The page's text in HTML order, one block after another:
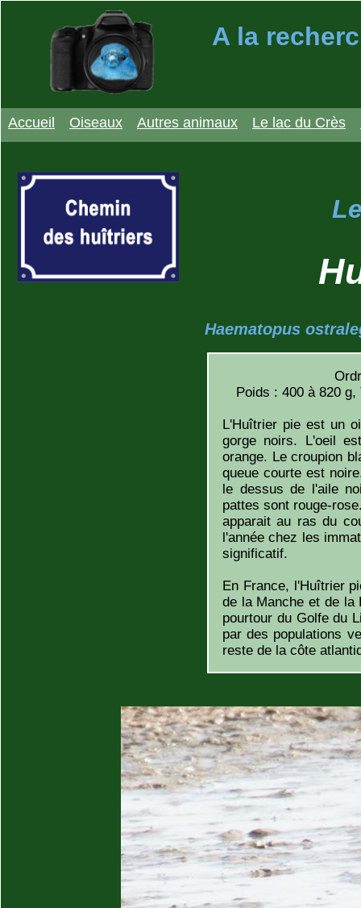
A la
Accueil Oiseaux Autres animaux Le lac du Crès
Haematopus
Poids : 400 à 820
L'Huîtrier pie est un
gorge noirs. L'oeil
orange. Le croupion
queue courte est
le dessus de l'aile
pattes sont rouge-
apparait au ras du
l'année chez les
significatif.
En France, l'Huîtrier
de la Manche et de la
pourtour du Golfe du
par des populations
reste de la côte